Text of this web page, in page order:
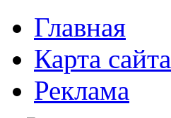
Главная
Карта сайта
Реклама